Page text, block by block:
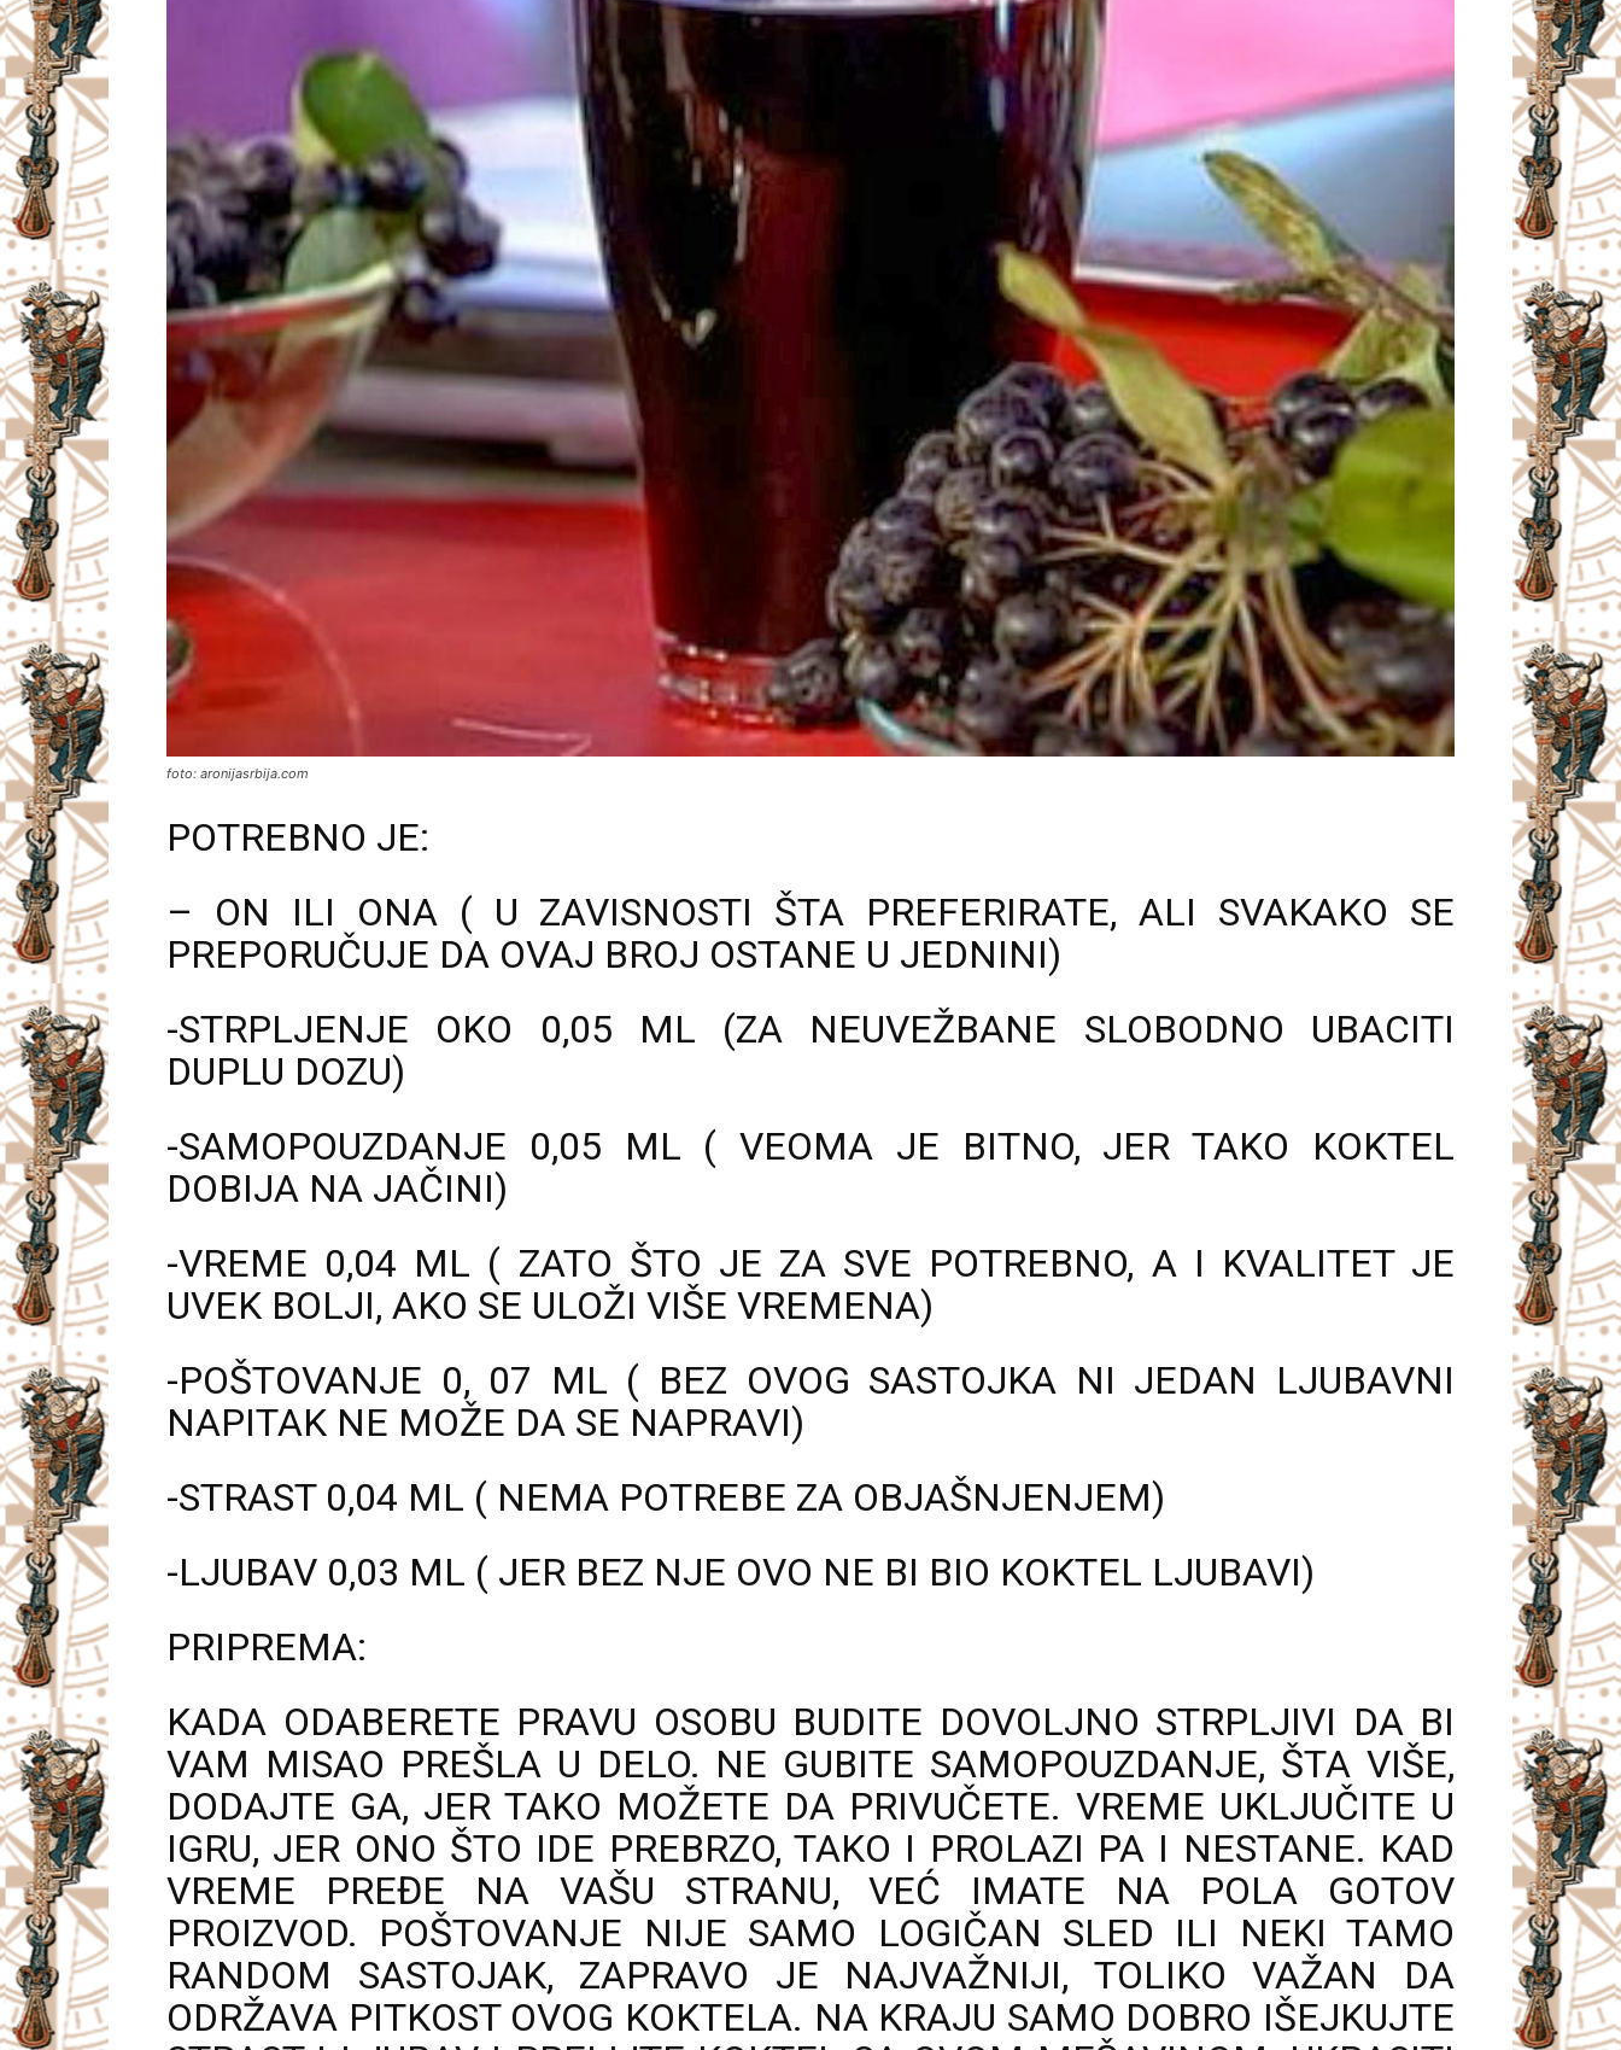
foto: aronijasrbija.com
POTREBNO JE:
– ON ILI ONA ( U ZAVISNOSTI ŠTA PREFERIRATE, ALI SVAKAKO SE
PREPORUČUJE DA OVAJ BROJ OSTANE U JEDNINI)
-STRPLJENJE OKO 0,05 ML (ZA NEUVEŽBANE SLOBODNO UBACITI
DUPLU DOZU)
-SAMOPOUZDANJE 0,05 ML ( VEOMA JE BITNO, JER TAKO KOKTEL
DOBIJA NA JAČINI)
-VREME 0,04 ML ( ZATO ŠTO JE ZA SVE POTREBNO, A I KVALITET JE
UVEK BOLJI, AKO SE ULOŽI VIŠE VREMENA)
-POŠTOVANJE 0, 07 ML ( BEZ OVOG SASTOJKA NI JEDAN LJUBAVNI
NAPITAK NE MOŽE DA SE NAPRAVI)
-STRAST 0,04 ML ( NEMA POTREBE ZA OBJAŠNJENJEM)
-LJUBAV 0,03 ML ( JER BEZ NJE OVO NE BI BIO KOKTEL LJUBAVI)
PRIPREMA:
KADA ODABERETE PRAVU OSOBU BUDITE DOVOLJNO STRPLJIVI DA BI
VAM MISAO PREŠLA U DELO. NE GUBITE SAMOPOUZDANJE, ŠTA VIŠE,
DODAJTE GA, JER TAKO MOŽETE DA PRIVUČETE. VREME UKLJUČITE U
IGRU, JER ONO ŠTO IDE PREBRZO, TAKO I PROLAZI PA I NESTANE. KAD
VREME PREĐE NA VAŠU STRANU, VEĆ IMATE NA POLA GOTOV
PROIZVOD. POŠTOVANJE NIJE SAMO LOGIČAN SLED ILI NEKI TAMO
RANDOM SASTOJAK, ZAPRAVO JE NAJVAŽNIJI, TOLIKO VAŽAN DA
ODRŽAVA PITKOST OVOG KOKTELA. NA KRAJU SAMO DOBRO IŠEJKUJTE